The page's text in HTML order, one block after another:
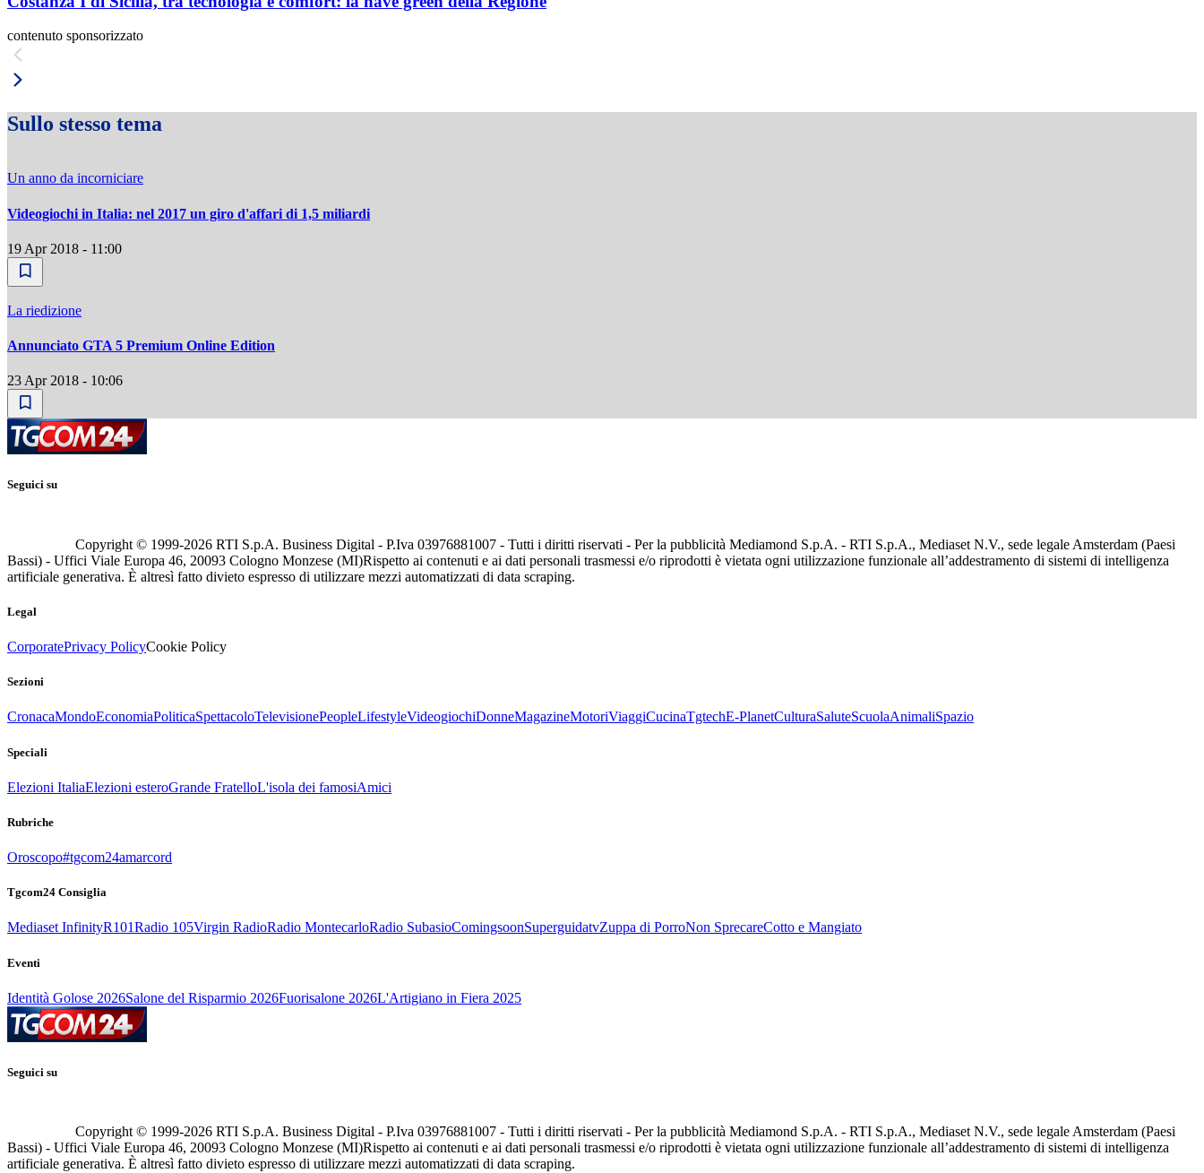
contenuto sponsorizzato
Sullo stesso tema
Un anno da incorniciare
Videogiochi in Italia: nel 2017 un giro d'affari di 1,5 miliardi
19 Apr 2018 - 11:00
La riedizione
Annunciato GTA 5 Premium Online Edition
23 Apr 2018 - 10:06
Seguici su
Copyright © 1999-2026 RTI S.p.A. Business Digital - P.Iva 03976881007 - Tutti i diritti riservati - Per la pubblicità Mediamond S.p.A. - RTI S.p.A., Mediaset N.V., sede legale Amsterdam (Paesi
Bassi) - Uffici Viale Europa 46, 20093 Cologno Monzese (MI)Rispetto ai contenuti e ai dati personali trasmessi e/o riprodotti è vietata ogni utilizzazione funzionale all’addestramento di sistemi di intelligenza
artificiale generativa. È altresì fatto divieto espresso di utilizzare mezzi automatizzati di data scraping.
Legal
CorporatePrivacy PolicyCookie Policy
Sezioni
CronacaMondoEconomiaPoliticaSpettacoloTelevisionePeopleLifestyleVideogiochiDonneMagazineMotoriViaggiCucinaTgtechE-PlanetCulturaSaluteScuolaAnimaliSpazio
Speciali
Elezioni ItaliaElezioni esteroGrande FratelloL'isola dei famosiAmici
Rubriche
Oroscopo#tgcom24amarcord
Tgcom24 Consiglia
Mediaset InfinityR101Radio 105Virgin RadioRadio MontecarloRadio SubasioComingsoonSuperguidatvZuppa di PorroNon SprecareCotto e Mangiato
Eventi
Identità Golose 2026Salone del Risparmio 2026Fuorisalone 2026L'Artigiano in Fiera 2025
Seguici su
Copyright © 1999-2026 RTI S.p.A. Business Digital - P.Iva 03976881007 - Tutti i diritti riservati - Per la pubblicità Mediamond S.p.A. - RTI S.p.A., Mediaset N.V., sede legale Amsterdam (Paesi
Bassi) - Uffici Viale Europa 46, 20093 Cologno Monzese (MI)Rispetto ai contenuti e ai dati personali trasmessi e/o riprodotti è vietata ogni utilizzazione funzionale all’addestramento di sistemi di intelligenza
artificiale generativa. È altresì fatto divieto espresso di utilizzare mezzi automatizzati di data scraping.